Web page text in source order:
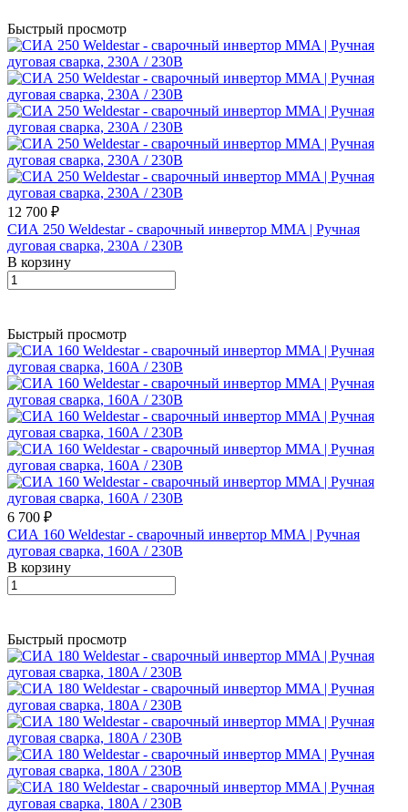
Быстрый просмотр
12 700 ₽
СИА 250 Weldestar - сварочный инвертор MMA | Ручная
дуговая сварка, 230А / 230В
В корзину
Быстрый просмотр
6 700 ₽
СИА 160 Weldestar - сварочный инвертор MMA | Ручная
дуговая сварка, 160А / 230В
В корзину
Быстрый просмотр